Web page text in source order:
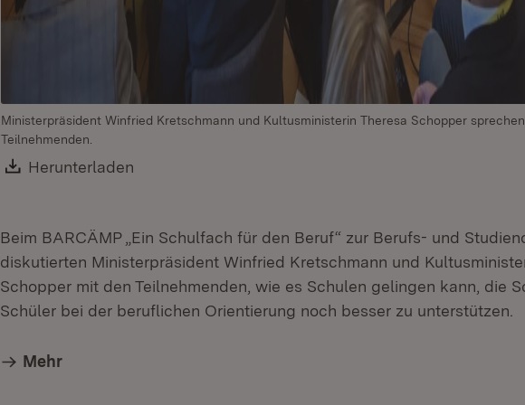
Ministerpräsident Winfried Kretschmann und Kultusministerin Theresa Schopper
Teilnehmenden.
Download:
Herunterladen
Beim BARCÄMP „Ein Schulfach für den Beruf“ zur Berufs- und
diskutierten Ministerpräsident Winfried Kretschmann und
Schopper mit den Teilnehmenden, wie es Schulen gelingen kann, die
Schüler bei der beruflichen Orientierung noch besser zu unterstützen.
Mehr